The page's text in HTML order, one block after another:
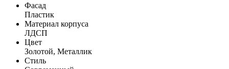
Фасад
Пластик
Материал корпуса
ЛДСП
Цвет
Золотой, Металлик
Стиль